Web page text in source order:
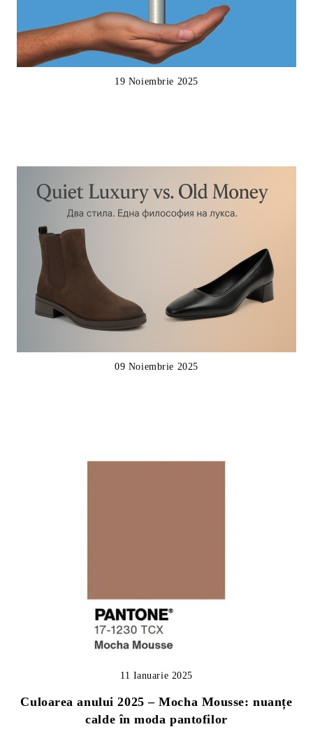
19 Noiembrie 2025
09 Noiembrie 2025
Culoarea anului 2025 – Mocha Mousse: nuanțe
calde în moda pantofilor
11 Ianuarie 2025